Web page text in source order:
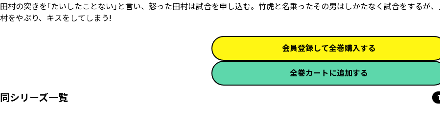
田村の突きを｢たいしたことない｣と言い、怒った田村は試合を申し込む。竹虎と名乗ったその男はしかたなく試合をするが
村をやぶり、キスをしてしまう!
会員登録して全巻購入する
全巻カートに追加する
同シリーズ一覧